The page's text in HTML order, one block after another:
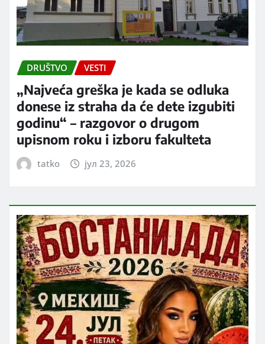
DRUŠTVO VESTI
„Najveća greška je kada se odluka
donese iz straha da će dete izgubiti
godinu“ – razgovor o drugom
upisnom roku i izboru fakulteta
tatko јул 23, 2026